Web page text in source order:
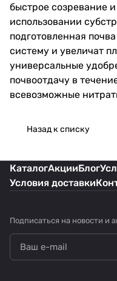
быстрое созревание
использовании
подготовленная
систему и увеличат
универсальные
почвоотдачу в
всевозможные
Назад к списку
КаталогАкцииБлог
Условия доставки
Подписаться на новости и